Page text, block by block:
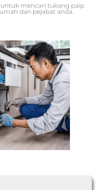
mencari tukang paip
dan pejabat anda.